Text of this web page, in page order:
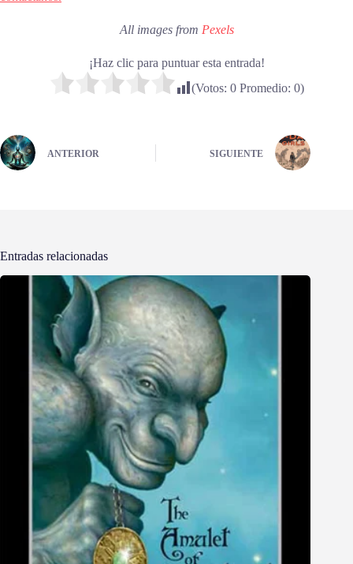
All images from Pexels
¡Haz clic para puntuar esta entrada!
(Votos: 0Promedio: 0)
ANTERIOR SIGUIENTE
Entradas relacionadas